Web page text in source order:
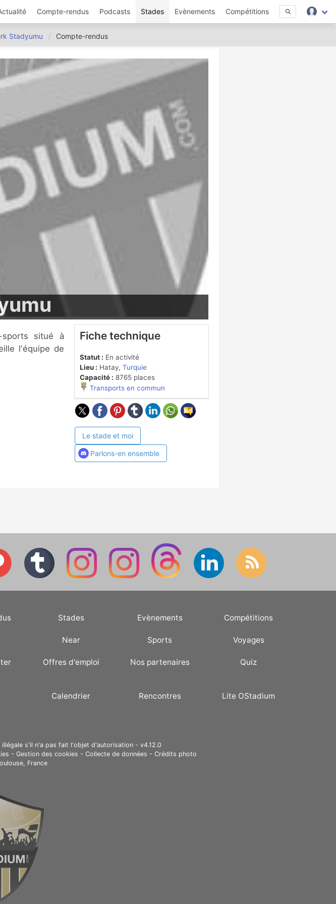
Compte-rendus Podcasts Stades Evènements Compétitions
Stadyumu Compte-rendus
l'équipe de
Fiche technique
Statut : En activité
Lieu : Hatay, Turquie
Capacité : 8765 places
Transports en commun
Le stade et moi
Parlons-en ensemble
Stades Evènements Compétitions
Near Sports Voyages
Offres d'emploi Nos partenaires Quiz
Calendrier Rencontres Lite OStadium
s'il n'a pas fait l'objet d'autorisation - v4.12.0
- Gestion des cookies - Collecte de données - Crédits photo
France